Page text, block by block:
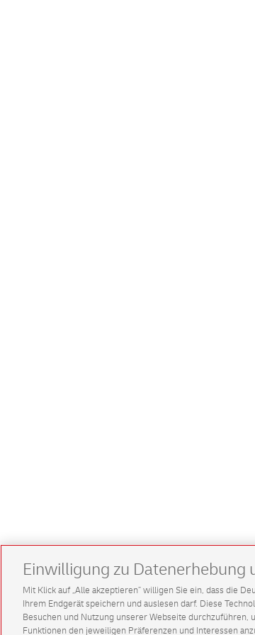
Einwilligung zu
Mit Klick auf „Alle akzeptieren” willigen Sie ein, dass die
Ihrem Endgerät speichern und auslesen darf. Diese
Besuchen und Nutzung unserer Webseite
Funktionen den jeweiligen Präferenzen und Interessen